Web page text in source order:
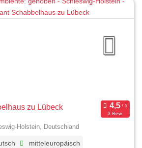
zu Lübeck
3 Bew.
Holstein, Deutschland
mitteleuropäisch